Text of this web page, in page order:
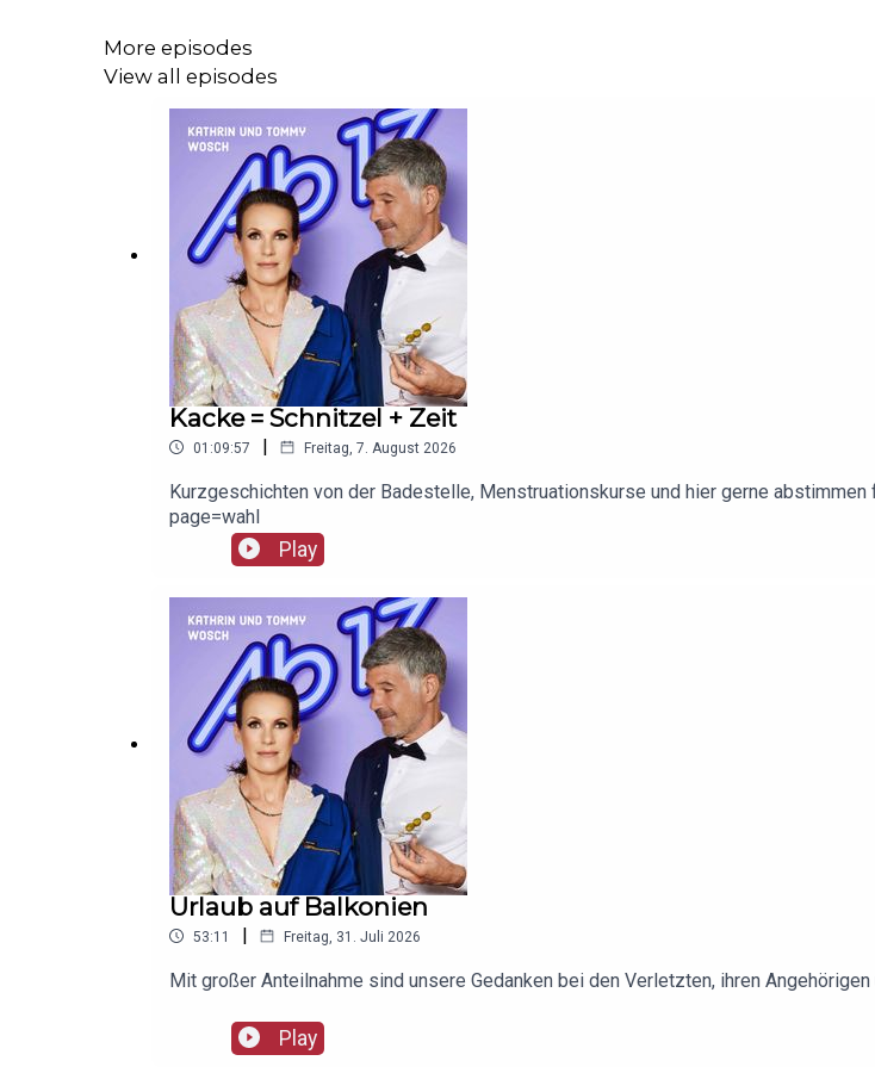
More episodes
View all episodes
Kacke = Schnitzel + Zeit
01:09:57 | Freitag, 7. August 2026
Kurzgeschichten von der Badestelle, Menstruationskurse und hier gerne
page=wahl
Play
Urlaub auf Balkonien
53:11 | Freitag, 31. Juli 2026
Mit großer Anteilnahme sind unsere Gedanken bei den Verletzten, ihren
Play